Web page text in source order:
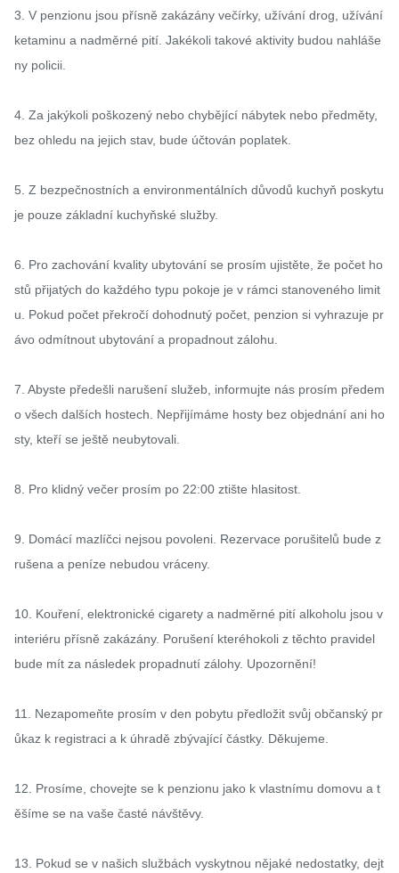
3. V penzionu jsou přísně zakázány večírky, užívání drog, užívání
ketaminu a nadměrné pití. Jakékoli takové aktivity budou nahláše
ny policii.
4. Za jakýkoli poškozený nebo chybějící nábytek nebo předměty,
bez ohledu na jejich stav, bude účtován poplatek.
5. Z bezpečnostních a environmentálních důvodů kuchyň poskytu
je pouze základní kuchyňské služby.
6. Pro zachování kvality ubytování se prosím ujistěte, že počet ho
stů přijatých do každého typu pokoje je v rámci stanoveného limit
u. Pokud počet překročí dohodnutý počet, penzion si vyhrazuje pr
ávo odmítnout ubytování a propadnout zálohu.
7. Abyste předešli narušení služeb, informujte nás prosím předem
o všech dalších hostech. Nepřijímáme hosty bez objednání ani ho
sty, kteří se ještě neubytovali.
8. Pro klidný večer prosím po 22:00 ztište hlasitost.
9. Domácí mazlíčci nejsou povoleni. Rezervace porušitelů bude z
rušena a peníze nebudou vráceny.
10. Kouření, elektronické cigarety a nadměrné pití alkoholu jsou v
interiéru přísně zakázány. Porušení kteréhokoli z těchto pravidel
bude mít za následek propadnutí zálohy. Upozornění!
11. Nezapomeňte prosím v den pobytu předložit svůj občanský pr
ůkaz k registraci a k ​​úhradě zbývající částky. Děkujeme.
12. Prosíme, chovejte se k penzionu jako k vlastnímu domovu a t
ěšíme se na vaše časté návštěvy.
13. Pokud se v našich službách vyskytnou nějaké nedostatky, dejt